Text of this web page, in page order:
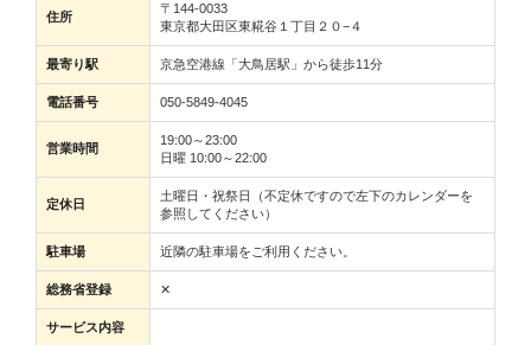
住所
〒144-0033
東京都大田区東糀谷１丁目２０−４
最寄り駅 京急空港線「大鳥居駅」から徒歩11分
電話番号 050-5849-4045
営業時間
19:00～23:00
日曜 10:00～22:00
定休日
土曜日・祝祭日（不定休ですので左下のカレンダーを
参照してください）
駐車場 近隣の駐車場をご利用ください。
総務省登録 ✕
サービス内容